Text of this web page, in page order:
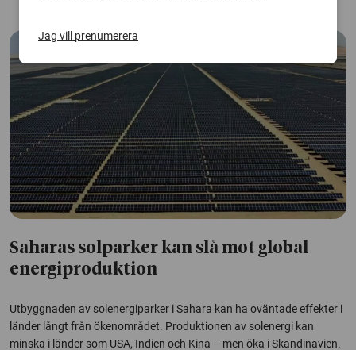
Saharas solparker kan slå mot global
energiproduktion
Utbyggnaden av solenergiparker i Sahara kan ha oväntade effekter i
länder långt från ökenområdet. Produktionen av solenergi kan
minska i länder som USA, Indien och Kina – men öka i Skandinavien.
Jag vill prenumerera